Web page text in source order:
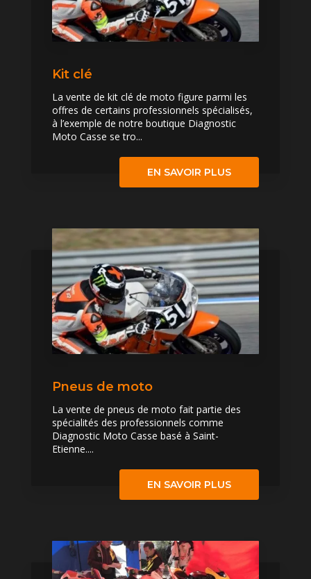
Kit clé
La vente de kit clé de moto figure parmi les
offres de certains professionnels spécialisés,
à l’exemple de notre boutique Diagnostic
Moto Casse se tro...
EN SAVOIR PLUS
Pneus de moto
La vente de pneus de moto fait partie des
spécialités des professionnels comme
Diagnostic Moto Casse basé à Saint-
Etienne....
EN SAVOIR PLUS